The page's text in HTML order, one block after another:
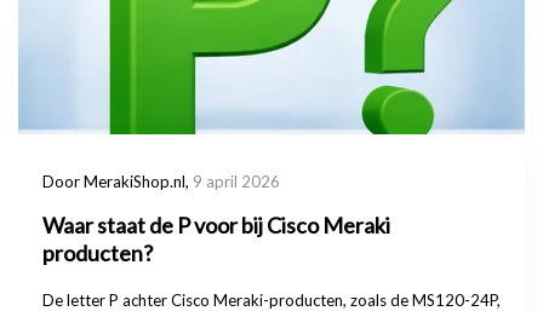
DoorMerakiShop.nl, 9 april 2026
Waar staat de P voor bij Cisco Meraki
producten?
De letter P achter Cisco Meraki-producten, zoals de MS120-24P,